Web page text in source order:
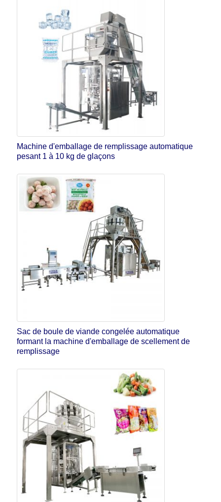
Machine d'emballage de remplissage automatique
pesant 1 à 10 kg de glaçons
Sac de boule de viande congelée automatique
formant la machine d'emballage de scellement de
remplissage